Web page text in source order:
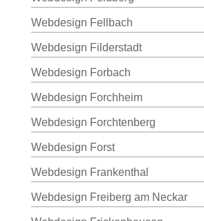
Webdesign Fellbach
Webdesign Filderstadt
Webdesign Forbach
Webdesign Forchheim
Webdesign Forchtenberg
Webdesign Forst
Webdesign Frankenthal
Webdesign Freiberg am Neckar